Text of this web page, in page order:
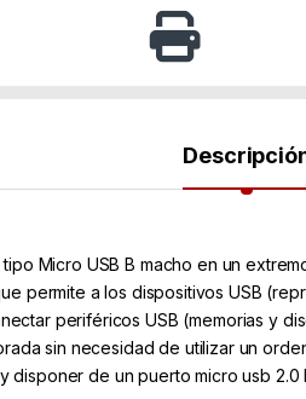
Micro USB B macho en un
permite a los dispositivos USB
periféricos USB (memorias y
sin necesidad de utilizar un
disponer de un puerto micro usb 2.0